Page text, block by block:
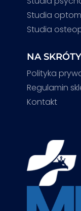
Studia
Studia
NA SKRÓTY
Polityka
Regulamin
Kontakt